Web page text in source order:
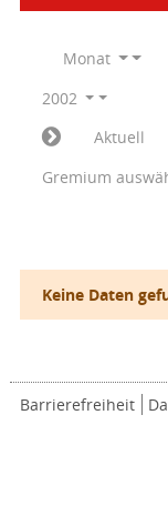
Monat
2002
Aktuell
Gremium
Keine Daten
Barrierefreiheit